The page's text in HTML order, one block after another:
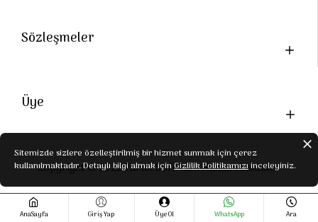
Sözleşmeler
Üye
Copyright © 2022 Faruk Soft Tüm Hakları Saklıdır.
AnaSayfa Giriş Yap Üye Ol WhatsApp Ara
Sitemizde sizlere özelleştirilmiş bir hizmet sunmak için çerez
kullanılmaktadır. Detaylı bilgi almak içinGizlilik Politikamızıinceleyiniz.